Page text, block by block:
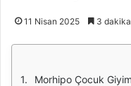
11 Nisan 2025 3
Morhipo Çocuk Giyim: